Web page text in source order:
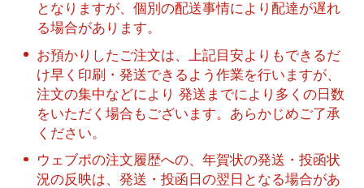
となりますが、個別の配送事情により配達が遅れ
る場合があります。
お預かりしたご注文は、上記目安よりもできるだ
け早く印刷・発送できるよう作業を行いますが、
注文の集中などにより 発送までにより多くの日数
をいただく場合もございます。あらかじめご了承
ください。
ウェブポの注文履歴への、年賀状の発送・投函状
況の反映は、発送・投函日の翌日となる場合があ